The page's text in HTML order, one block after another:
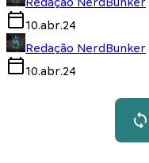
Redação NerdBunker
10.abr.24
Redação NerdBunker
10.abr.24